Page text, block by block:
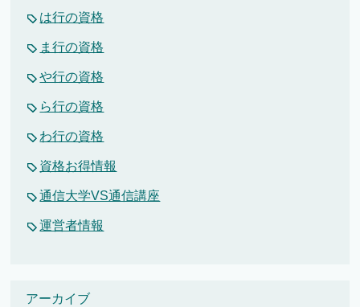
は行の資格
ま行の資格
や行の資格
ら行の資格
わ行の資格
資格お得情報
通信大学VS通信講座
運営者情報
アーカイブ